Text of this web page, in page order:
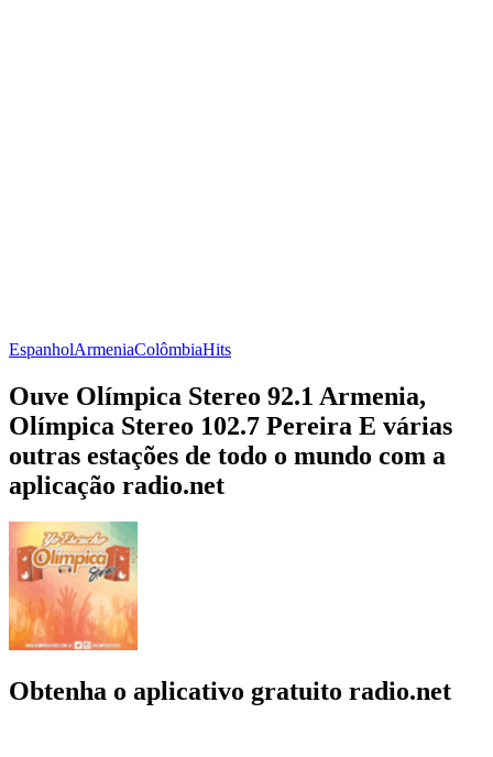
EspanholArmeniaColômbiaHits
Ouve Olímpica Stereo 92.1 Armenia,
Olímpica Stereo 102.7 Pereira E várias
outras estações de todo o mundo com a
aplicação radio.net
Obtenha o aplicativo gratuito radio.net